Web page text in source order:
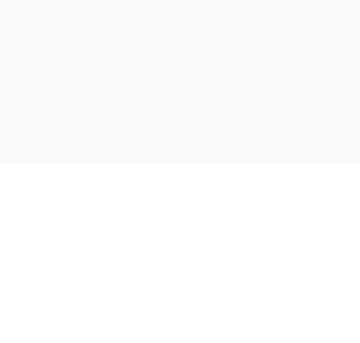
Daher bitten
Sie von uns ein Exposé erwarten.